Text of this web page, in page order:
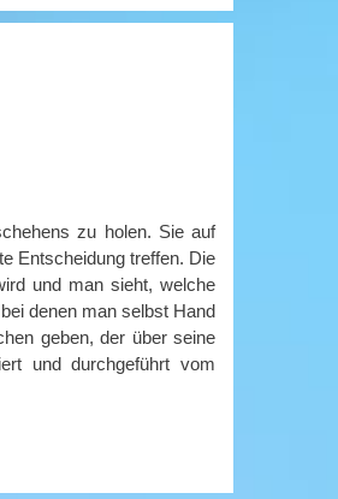
zu holen. Sie auf
Entscheidung treffen. Die
und man sieht, welche
denen man selbst Hand
geben, der über seine
und durchgeführt vom